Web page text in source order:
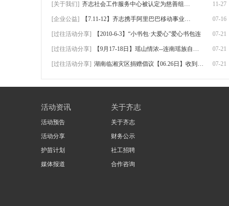
[关于我们] 齐志社会工作服务中心被认定为慈善组织！ 11-27
[企业公益] 【7.11-12】齐志携手阿里巴巴移动事业群、 07-16
[过往活动分享] 【2010-6-3】“小书包·大爱心”爱心书包连 07-21
[过往活动分享] 【9月17-18日】瑶山情浓--连南瑶族自治县三 07-21
[过往活动分享] 湖南临湘灾区捐赠倡议【06.26日】收到捐赠 07-21
活动资讯
活动预告
活动分享
护苗计划
媒体报道
关于齐志
关于齐志
财务公示
社工招聘
合作咨询